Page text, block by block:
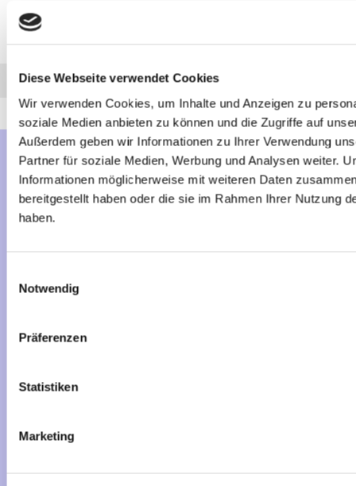
Diese Webseite verwendet Cookies
Wir verwenden Cookies, um Inhalte und Anzeigen zu
soziale Medien anbieten zu können und die Zugriffe auf
Außerdem geben wir Informationen zu Ihrer Verwendung
Partner für soziale Medien, Werbung und Analysen weiter.
Informationen möglicherweise mit weiteren Daten
bereitgestellt haben oder die sie im Rahmen Ihrer Nutzung
haben.
Notwendig
Präferenzen
Statistiken
Marketing
Anfrage Anrufen AHK-Finder
Mehr über...
Lieferzeit
Artikelfinder
Privatsphäre und Datenschutz
Kontakt